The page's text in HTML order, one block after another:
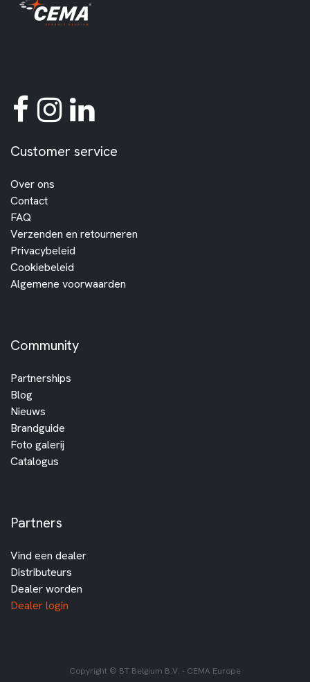
Customer service
Over ons
Contact
FAQ
Verzenden en retourneren
Privacybeleid
Cookiebeleid
Algemene voorwaarden
Community
Partnerships
Blog
Nieuws
Brandguide
Foto galerij
Catalogus
Partners
Vind een dealer
Distributeurs
Dealer worden
Dealer login
Copyright © BT Belgium B.V. - CEMA Europe